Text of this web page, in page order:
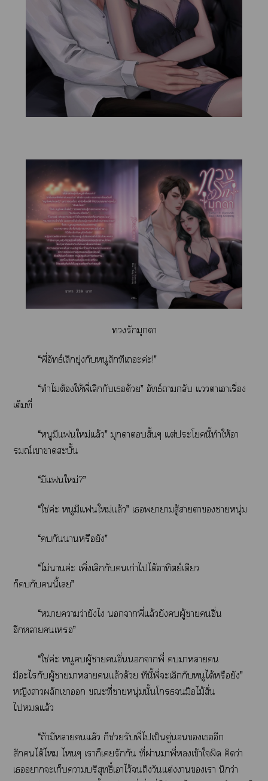
รักมุกดา
“พี่อัทธ์เลิกยุ่งกับหนูสักทีเะค่ะ!”
“ทำไมต้องให้พี่เลิกกับเด้วย” อัทธ์ากลับ แาเาเรื่อง
เต็มที่
“หนูมีแใหม่แล้ว” มุกดาสั้นๆ แต่ะโนี้ทำให้อา
รมณ์เาาสะบั้น
“มีแใหม่?”
“ใช่ค่ะ หนูมีแใหม่แล้ว” เาาสู้าาาหนุ่ม
“กันาหรือยัง”
“ไม่าค่ะ เพิ่งเลิกกับเก่าไได้อาทิตย์เดียว
ก็กับนี้เ”
“หมายความว่ายังไ าพี่แล้วยังผู้าอื่น
อีกาเ”
“ใช่ค่ะ หนูผู้าอื่นาพี่ าา
มีะไกับผู้าาาแล้วด้วย ทีนี้พี่ะเลิกกับหนูได้หรือยัง”
หญิงาผลักเา ะที่าหนุ่มนั้นโมือไม้สั่น
ไแล้ว
“ถ้ามีาแล้ว ก็ช่วยรับพี่ไเป็นคู่เอีก
สักได้ไ ไๆ เาก็เรักกัน ที่ผ่านาพี่เข้าใผิด คิดว่า
เาะเก็บาบริสุทธิ์เาไว้ถึงวันแต่งาเา นึกว่า